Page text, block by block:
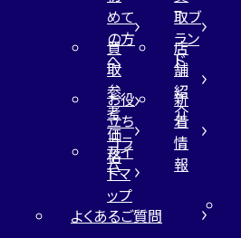
めて
の方
へ
取ブ
ラン
ド
買
取
参
考
価
格
店
舗
紹
介
お役
立ち
コラ
ム
新
着
情
報
サイ
トマ
ップ
よくあるご質問